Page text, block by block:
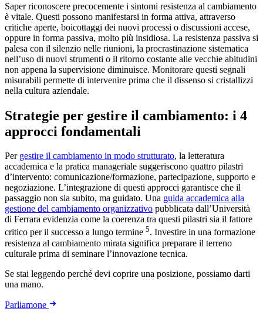
Saper riconoscere precocemente i sintomi resistenza al cambiamento
è vitale. Questi possono manifestarsi in forma attiva, attraverso
critiche aperte, boicottaggi dei nuovi processi o discussioni accese,
oppure in forma passiva, molto più insidiosa. La resistenza passiva si
palesa con il silenzio nelle riunioni, la procrastinazione sistematica
nell’uso di nuovi strumenti o il ritorno costante alle vecchie abitudini
non appena la supervisione diminuisce. Monitorare questi segnali
misurabili permette di intervenire prima che il dissenso si cristallizzi
nella cultura aziendale.
Strategie per gestire il cambiamento: i 4
approcci fondamentali
Per gestire il cambiamento in modo strutturato, la letteratura
accademica e la pratica manageriale suggeriscono quattro pilastri
d’intervento: comunicazione/formazione, partecipazione, supporto e
negoziazione. L’integrazione di questi approcci garantisce che il
passaggio non sia subito, ma guidato. Una guida accademica alla
gestione del cambiamento organizzativo pubblicata dall’Università
di Ferrara evidenzia come la coerenza tra questi pilastri sia il fattore
critico per il successo a lungo termine 5. Investire in una formazione
resistenza al cambiamento mirata significa preparare il terreno
culturale prima di seminare l’innovazione tecnica.
Se stai leggendo perché devi coprire una posizione, possiamo darti
una mano.
Parliamone